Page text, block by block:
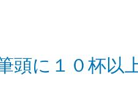
に１０杯以